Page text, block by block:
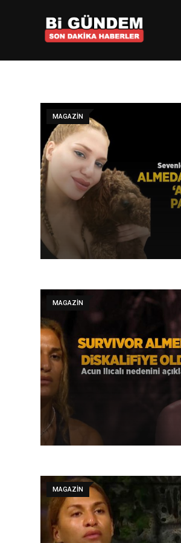
MAGAZIN
MAGAZIN
MAGAZIN